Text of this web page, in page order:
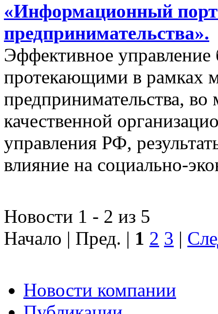
«Информационный
предпринимательства».
Эффективное управление
протекающими в рамках
предпринимательства,
качественной
управления РФ,
влияние на социально-
Новости 1 - 2 из 5
Начало | Пред. | 1 2 3 |
Новости компании